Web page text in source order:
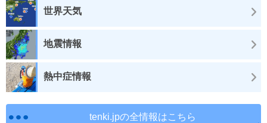
世界天気
地震情報
熱中症情報
tenki.jpの全情報はこちら